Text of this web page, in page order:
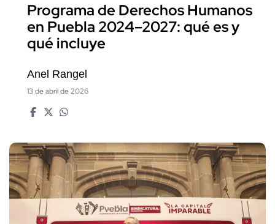
Programa de Derechos Humanos
en Puebla 2024–2027: qué es y
qué incluye
Anel Rangel
13 de abril de 2026